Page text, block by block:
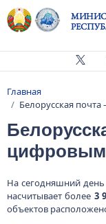
Перейти к основному
Строка
Главная
Белорусская
На сегодняшний день
насчитывает более 3
объектов